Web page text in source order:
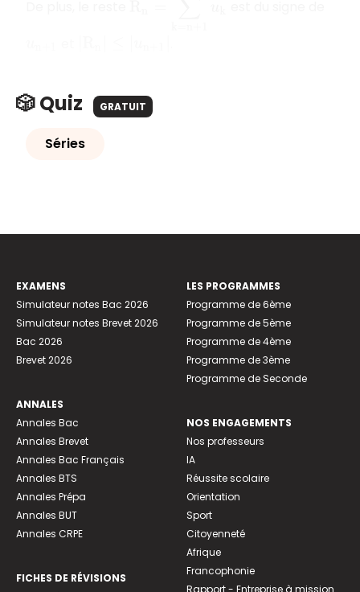
🎲 Quiz GRATUIT
Séries
EXAMENS
Simulateur notes Bac 2026
Simulateur notes Brevet 2026
Bac 2026
Brevet 2026
ANNALES
Annales Bac
Annales Brevet
Annales Bac Français
Annales BTS
Annales Prépa
Annales BUT
Annales CRPE
FICHES DE RÉVISIONS
LES PROGRAMMES
Programme de 6ème
Programme de 5ème
Programme de 4ème
Programme de 3ème
Programme de Seconde
NOS ENGAGEMENTS
Nos professeurs
IA
Réussite scolaire
Orientation
Sport
Citoyenneté
Afrique
Francophonie
Rapport - Entreprise à mission